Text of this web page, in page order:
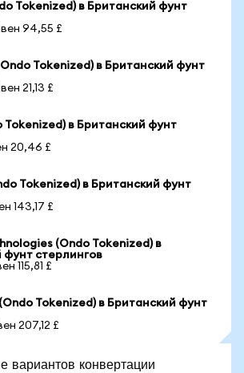
Tokenized) в Британский фунт
94,55 £
Tokenized) в Британский фунт
21,13 £
Tokenized) в Британский фунт
20,46 £
Tokenized) в Британский фунт
143,17 £
(Ondo Tokenized) в
фунт стерлингов
115,81 £
Tokenized) в Британский фунт
207,12 £
вариантов конвертации